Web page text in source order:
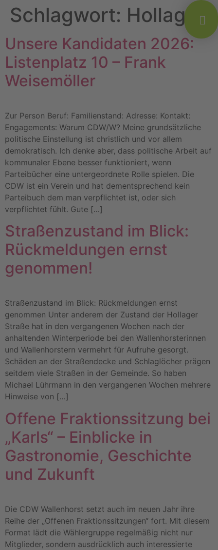
Schlagwort: Hollage
Unsere Kandidaten 2026:
Listenplatz 10 – Frank
Weisemöller
Zur Person Beruf: Familienstand: Adresse: Kontakt:
Engagements: Warum CDW/W? Meine grundsätzliche
politische Einstellung ist christlich und vor allem
demokratisch. Ich denke aber, dass politische Arbeit auf
kommunaler Ebene besser funktioniert, wenn
Parteibücher eine untergeordnete Rolle spielen. Die
CDW ist ein Verein und hat dementsprechend kein
Parteibuch dem man verpflichtet ist, oder sich
verpflichtet fühlt. Gute […]
Straßenzustand im Blick:
Rückmeldungen ernst
genommen!
Straßenzustand im Blick: Rückmeldungen ernst
genommen Unter anderem der Zustand der Hollager
Straße hat in den vergangenen Wochen nach der
anhaltenden Winterperiode bei den Wallenhorsterinnen
und Wallenhorstern vermehrt für Aufruhe gesorgt.
Schäden an der Straßendecke und Schlaglöcher prägen
seitdem viele Straßen in der Gemeinde. So haben
Michael Lührmann in den vergangenen Wochen mehrere
Hinweise von […]
Offene Fraktionssitzung bei
„Karls“ – Einblicke in
Gastronomie, Geschichte
und Zukunft
Die CDW Wallenhorst setzt auch im neuen Jahr ihre
Reihe der „Offenen Fraktionssitzungen“ fort. Mit diesem
Format lädt die Wählergruppe regelmäßig nicht nur
Mitglieder, sondern ausdrücklich auch interessierte